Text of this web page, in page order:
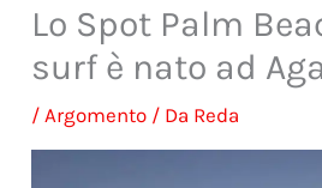
Lo Spot Palm
surf è nato ad
/ Argomento / Da Reda